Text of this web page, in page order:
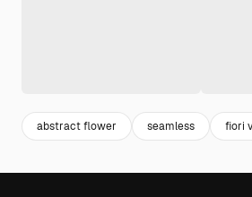
abstract flower seamless fiori